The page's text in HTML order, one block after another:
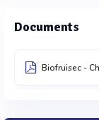
Documents
Biofruisec -